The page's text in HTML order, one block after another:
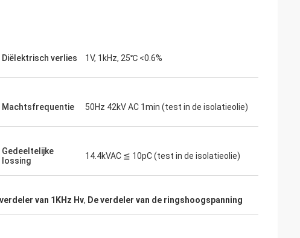
Zij hebben de
dienst verleend,
toekomst in verband
Diëlektrisch verlies 1V, 1kHz, 25℃ <0.6%
Machtsfrequentie 50Hz 42kV AC 1min (test in de isolatieolie)
Gedeeltelijke
lossing
14.4kVAC ≦ 10pC (test in de isolatieolie)
van 1KHz Hv, De verdeler van de ringshoogspanning